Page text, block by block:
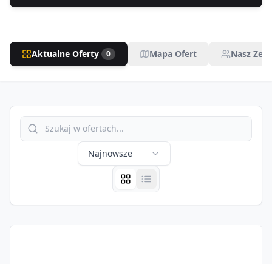
Aktualne Oferty 0 Mapa Ofert Nasz
Najnowsze